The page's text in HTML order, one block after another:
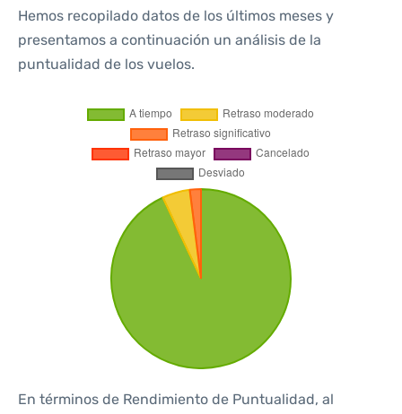
Hemos recopilado datos de los últimos meses y
presentamos a continuación un análisis de la
puntualidad de los vuelos.
En términos de Rendimiento de Puntualidad, al